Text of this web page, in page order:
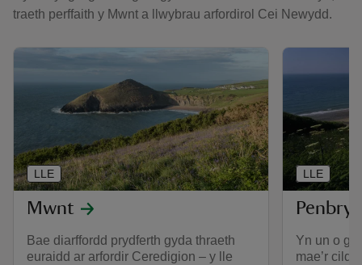
traeth perffaith y Mwnt a llwybrau arfordirol Cei Newydd.
Mwnt
Bae diarffordd prydferth gyda thraeth
euraidd ar arfordir Ceredigion – y lle
LLE
Yn un o
mae’r
LLE